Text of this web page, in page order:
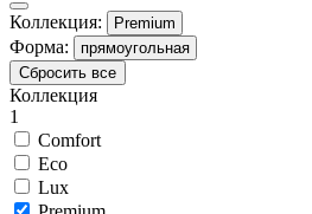
Коллекция: Premium
Форма:
прямоугольная
Сбросить все
Коллекция
1
Comfort
Eco
Lux